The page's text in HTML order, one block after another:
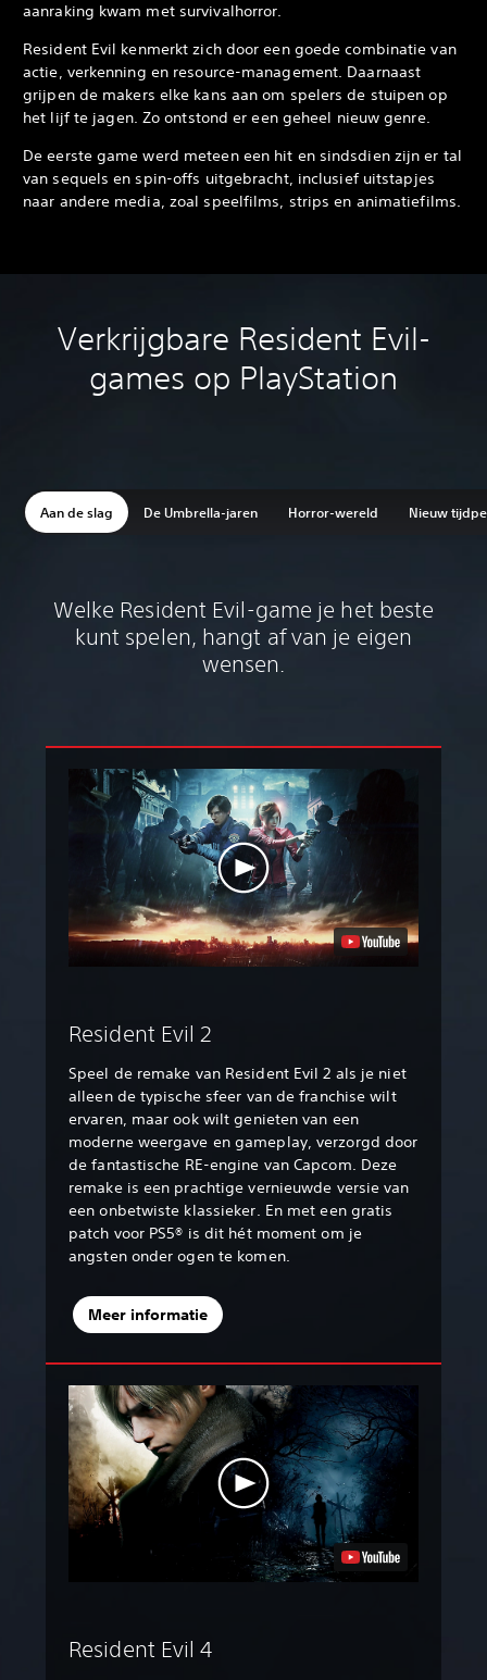
aanraking kwam met survivalhorror.
Resident Evil kenmerkt zich door een goede combinatie van
actie, verkenning en resource-management. Daarnaast
grijpen de makers elke kans aan om spelers de stuipen op
het lijf te jagen. Zo ontstond er een geheel nieuw genre.
De eerste game werd meteen een hit en sindsdien zijn er tal
van sequels en spin-offs uitgebracht, inclusief uitstapjes
naar andere media, zoal speelfilms, strips en animatiefilms.
Verkrijgbare Resident Evil-
games op PlayStation
Aan de slag De Umbrella-jaren Horror-wereld Nieuw
Welke Resident Evil-game je het beste
kunt spelen, hangt af van je eigen
wensen.
Resident Evil 2
Speel de remake van Resident Evil 2 als je niet
alleen de typische sfeer van de franchise wilt
ervaren, maar ook wilt genieten van een
moderne weergave en gameplay, verzorgd door
de fantastische RE-engine van Capcom. Deze
remake is een prachtige vernieuwde versie van
een onbetwiste klassieker. En met een gratis
patch voor PS5® is dit hét moment om je
angsten onder ogen te komen.
Meer informatie
Resident Evil 4